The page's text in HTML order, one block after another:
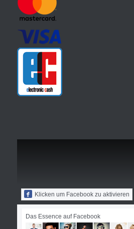
Klicken um Facebook zu aktivieren
Das Essence auf Facebook